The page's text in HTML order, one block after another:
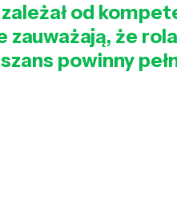
od
zauważają, że rola
powinny